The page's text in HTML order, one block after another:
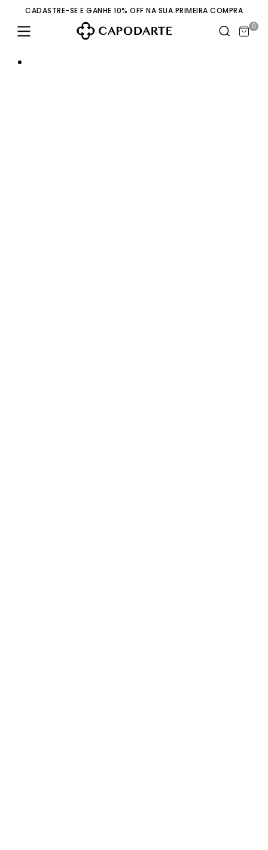
CADASTRE-SE E GANHE 10% OFF NA SUA PRIMEIRA COMPRA
0